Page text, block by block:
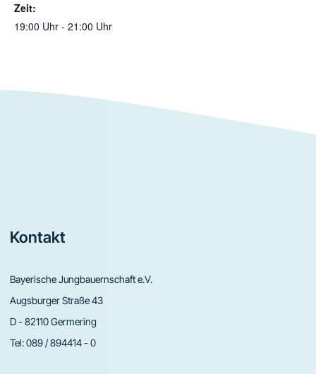
Zeit:
19:00 Uhr - 21:00 Uhr
Footer
Kontakt
Bayerische Jungbauernschaft e.V.
Augsburger Straße 43
D - 82110 Germering
Tel:089 / 894414 - 0